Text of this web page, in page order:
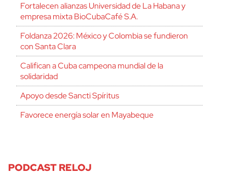
Fortalecen alianzas Universidad de La Habana y
empresa mixta BioCubaCafé S.A.
Foldanza 2026: México y Colombia se fundieron
con Santa Clara
Califican a Cuba campeona mundial de la
solidaridad
Apoyo desde Sancti Spíritus
Favorece energía solar en Mayabeque
PODCAST RELOJ